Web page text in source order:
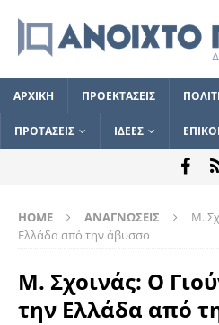
ΑΡΧΙΚΗ ΠΡΟΕΚΤΑΣΕΙΣ
ΠΡΟΤΑΣΕΙΣ ΙΔΕΕΣ
HOME ΑΝΑΓΝΩΣΕΙΣ
Μ.
Ελλάδα από την άβυσσο
Μ. Σχοινάς: Ο
την Ελλάδα από